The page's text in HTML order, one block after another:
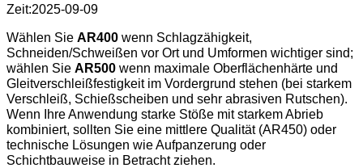
Zeit:2025-09-09
Wählen Sie AR400 wenn Schlagzähigkeit,
Schneiden/Schweißen vor Ort und Umformen wichtiger sind;
wählen Sie AR500 wenn maximale Oberflächenhärte und
Gleitverschleißfestigkeit im Vordergrund stehen (bei starkem
Verschleiß, Schießscheiben und sehr abrasiven Rutschen).
Wenn Ihre Anwendung starke Stöße mit starkem Abrieb
kombiniert, sollten Sie eine mittlere Qualität (AR450) oder
technische Lösungen wie Aufpanzerung oder
Schichtbauweise in Betracht ziehen.